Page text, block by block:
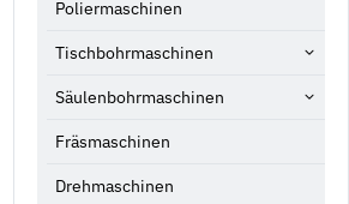
Poliermaschinen
Tischbohrmaschinen
Säulenbohrmaschinen
Fräsmaschinen
Drehmaschinen